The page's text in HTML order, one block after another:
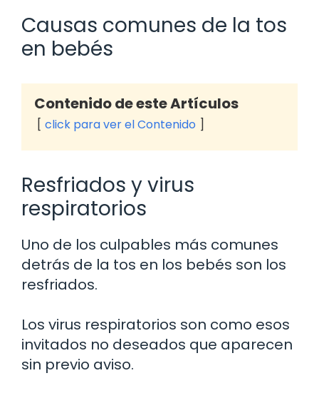
Causas comunes de la tos
en bebés
Contenido de este Artículos
click para ver el Contenido
Resfriados y virus
respiratorios
Uno de los culpables más comunes
detrás de la tos en los bebés son los
resfriados.
Los virus respiratorios son como esos
invitados no deseados que aparecen
sin previo aviso.